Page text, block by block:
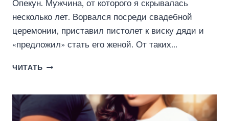
Опекун. Мужчина, от которого я скрывалась
несколько лет. Ворвался посреди свадебной
церемонии, приставил пистолет к виску дяди и
«предложил» стать его женой. От таких…
ЧИТАТЬ ПОЗДРАВЛЯЮ,
(КРИСТИНА
МАЙЕР)